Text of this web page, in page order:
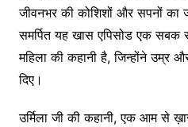
जीवनभर की कोशिशों और सपनों का
समर्पित यह खास एपिसोड एक सबक
महिला की कहानी है, जिन्होंने
दिए।
उर्मिला जी की कहानी, एक आम से